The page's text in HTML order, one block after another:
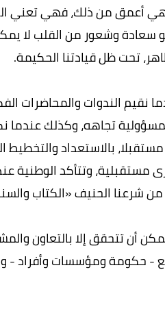
أعمق من ذلك، فهي تعني
سعادة وشعور من القلب لا
تحت ظل قيادتنا الحكيمة.
نقيم الندوات والمحاضرات
تجاهه، وكذلك عندما
بالاستعداد والتخطيط
مستقبلية، وتتأكد الوطنية
من شرعنا الحنيف «الكتاب
أن تتحقق إلا بالتعاون
- حكومة ومؤسسات وأفراد -